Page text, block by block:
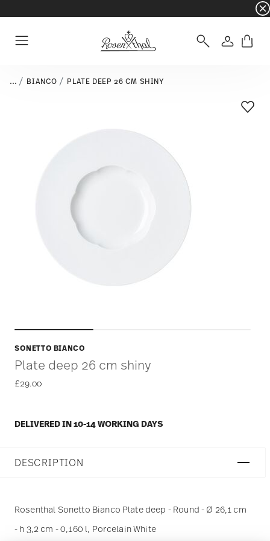
☀️ Summer SALE on selected items and
Login
... BIANCO PLATE DEEP 26 CM SHINY
SONETTO BIANCO
Plate deep 26 cm shiny
£29.00
DELIVERED IN 10-14 WORKING DAYS
Add
DESCRIPTION
Rosenthal Sonetto Bianco Plate deep - Round - Ø 26,1 cm
- h 3,2 cm - 0,160 l, Porcelain White